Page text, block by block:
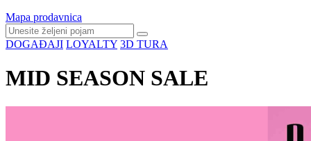
Mapa prodavnica
DOGAĐAJI LOYALTY 3D TURA
MID SEASON SALE